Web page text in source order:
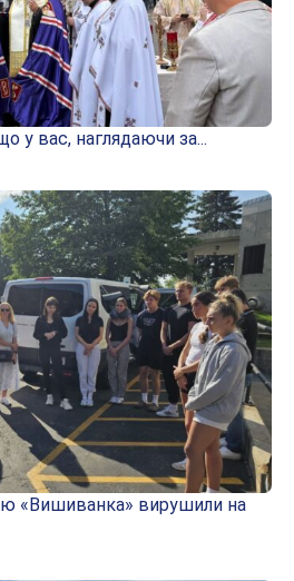
у вас, наглядаючи за...
«Вишиванка» вирушили на